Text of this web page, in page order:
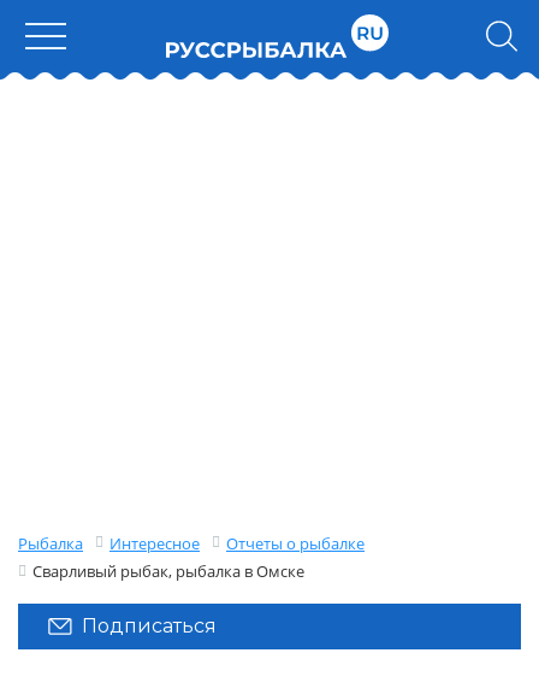
Рыбалка Интересное
Отчеты о рыбалке
Сварливый рыбак, рыбалка в Омске
Подписаться